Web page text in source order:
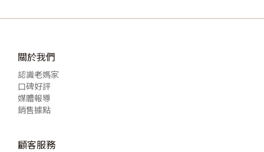
關於我們
認識老媽家
口碑好評
媒體報導
銷售據點
顧客服務